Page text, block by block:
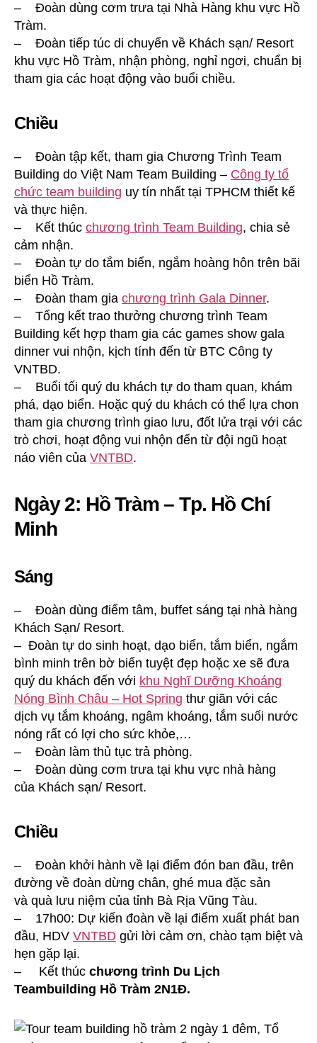
– Đoàn dùng cơm trưa tại Nhà Hàng khu vực Hồ
Tràm.
– Đoàn tiếp túc di chuyển về Khách sạn/ Resort
khu vực Hồ Tràm, nhận phòng, nghỉ ngơi, chuẩn bị
tham gia các hoạt động vào buổi chiều.
Chiều
– Đoàn tập kết, tham gia Chương Trình Team
Building do Việt Nam Team Building – Công ty tổ
chức team building uy tín nhất tại TPHCM thiết kế
và thực hiện.
– Kết thúc chương trình Team Building, chia sẻ
cảm nhận.
– Đoàn tự do tắm biển, ngắm hoàng hôn trên bãi
biển Hồ Tràm.
– Đoàn tham gia chương trình Gala Dinner.
– Tổng kết trao thưởng chương trình Team
Building kết hợp tham gia các games show gala
dinner vui nhộn, kịch tính đến từ BTC Công ty
VNTBD.
– Buổi tối quý du khách tự do tham quan, khám
phá, dạo biển. Hoặc quý du khách có thể lựa chon
tham gia chương trình giao lưu, đốt lửa trại với các
trò chơi, hoạt động vui nhộn đến từ đội ngũ hoạt
náo viên của VNTBD.
Ngày 2: Hồ Tràm – Tp. Hồ Chí
Minh
Sáng
– Đoàn dùng điểm tâm, buffet sáng tại nhà hàng
Khách Sạn/ Resort.
– Đoàn tự do sinh hoạt, dạo biển, tắm biển, ngắm
bình minh trên bờ biển tuyệt đẹp hoặc xe sẽ đưa
quý du khách đến với khu Nghĩ Dưỡng Khoáng
Nóng Bình Châu – Hot Spring thư giãn với các
dịch vụ tắm khoáng, ngâm khoáng, tắm suối nước
nóng rất có lợi cho sức khỏe,…
– Đoàn làm thủ tục trả phòng.
– Đoàn dùng cơm trưa tại khu vực nhà hàng
của Khách sạn/ Resort.
Chiều
– Đoàn khởi hành về lại điểm đón ban đầu, trên
đường về đoàn dừng chân, ghé mua đặc sản
và quà lưu niệm của tỉnh Bà Rịa Vũng Tàu.
– 17h00: Dự kiến đoàn về lại điểm xuất phát ban
đầu, HDV VNTBD gửi lời cảm ơn, chào tạm biệt và
hẹn gặp lại.
– Kết thúc chương trình Du Lịch
Teambuilding Hồ Tràm 2N1Đ.